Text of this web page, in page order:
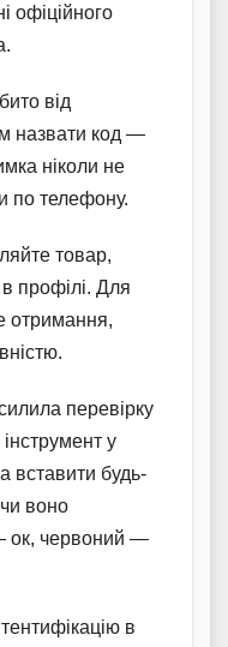
офіційного
від
назвати код —
ніколи не
по телефону.
товар,
профілі. Для
отримання,
перевірку
у
вставити будь-
воно
ок, червоний —
в